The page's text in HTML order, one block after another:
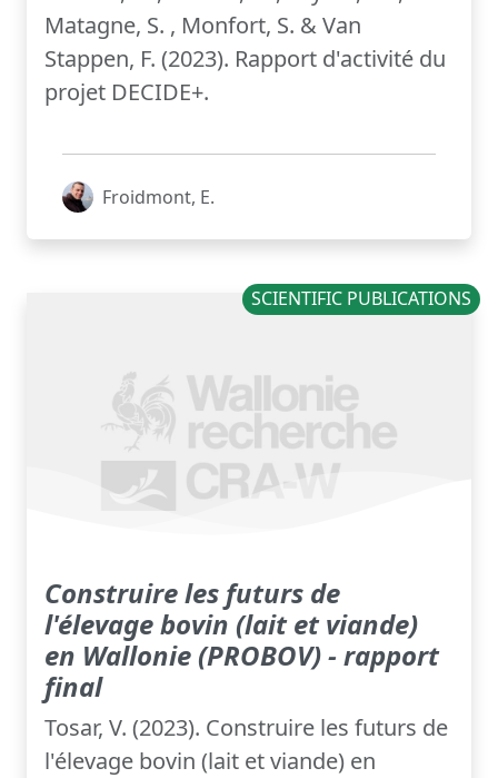
Matagne, S. , Monfort, S. & Van
Stappen, F. (2023). Rapport d'activité du
projet DECIDE+.
Froidmont, E.
SCIENTIFIC PUBLICATIONS
Construire les futurs de
l'élevage bovin (lait et viande)
en Wallonie (PROBOV) - rapport
final
Tosar, V. (2023). Construire les futurs de
l'élevage bovin (lait et viande) en